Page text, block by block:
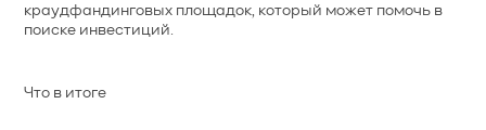
краудфандинговых площадок, который может помочь в
поиске инвестиций.
Что в итоге